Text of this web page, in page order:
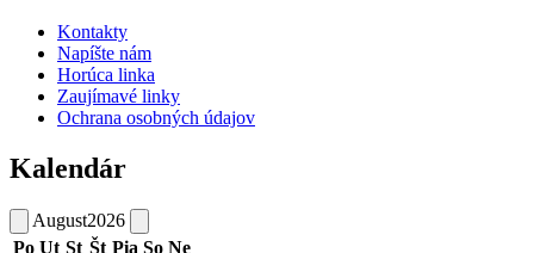
Kontakty
Napíšte nám
Horúca linka
Zaujímavé linky
Ochrana osobných údajov
Kalendár
August2026
Po Ut St Št Pia So Ne